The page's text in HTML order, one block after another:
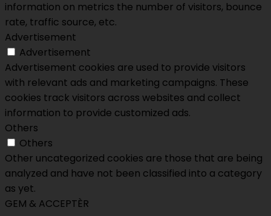
information on metrics the number of visitors, bounce
rate, traffic source, etc.
Advertisement
Advertisement
Advertisement cookies are used to provide visitors
with relevant ads and marketing campaigns. These
cookies track visitors across websites and collect
information to provide customized ads.
Others
Others
Other uncategorized cookies are those that are being
analyzed and have not been classified into a category
as yet.
GEM & ACCEPTÈR